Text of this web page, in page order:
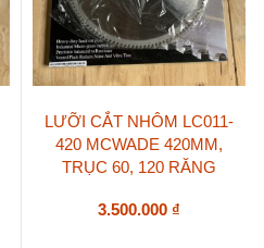
LƯỠI CẮT NHÔM LC011-
420 MCWADE 420MM,
TRỤC 60, 120 RĂNG
3.500.000 ₫